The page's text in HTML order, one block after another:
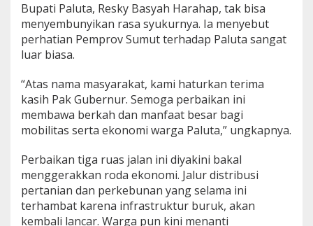
Bupati Paluta, Resky Basyah Harahap, tak bisa
menyembunyikan rasa syukurnya. Ia menyebut
perhatian Pemprov Sumut terhadap Paluta sangat
luar biasa.
“Atas nama masyarakat, kami haturkan terima
kasih Pak Gubernur. Semoga perbaikan ini
membawa berkah dan manfaat besar bagi
mobilitas serta ekonomi warga Paluta,” ungkapnya.
Perbaikan tiga ruas jalan ini diyakini bakal
menggerakkan roda ekonomi. Jalur distribusi
pertanian dan perkebunan yang selama ini
terhambat karena infrastruktur buruk, akan
kembali lancar. Warga pun kini menanti